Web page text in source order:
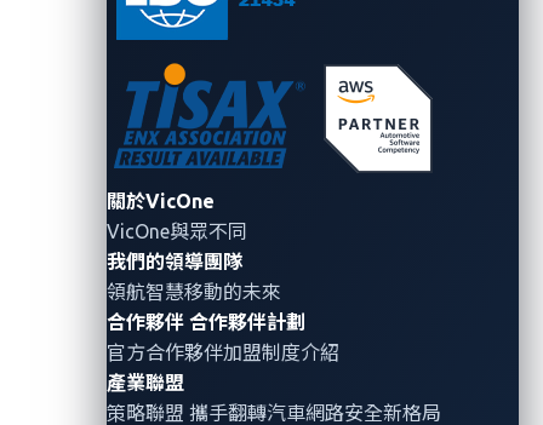
關於VicOne
VicOne與眾不同
我們的領導團隊
領航智慧移動的未來
合作夥伴 合作夥伴計劃
官方合作夥伴加盟制度介紹
產業聯盟
策略聯盟 攜手翻轉汽車網路安全新格局